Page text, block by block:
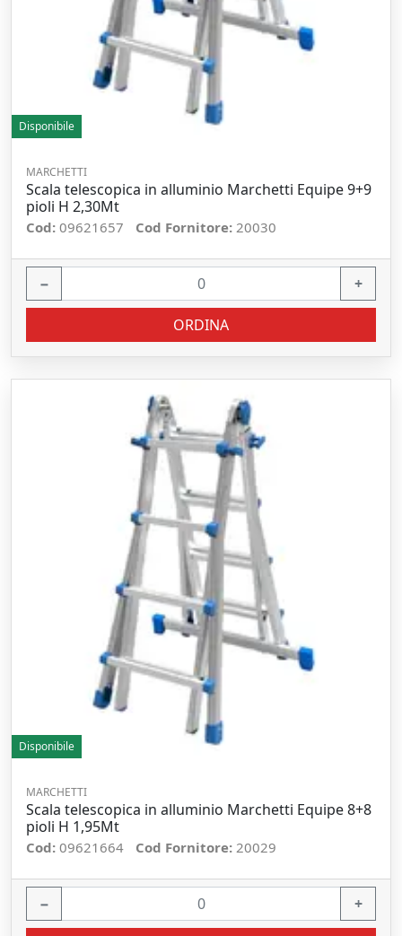
Disponibile
MARCHETTI
Scala telescopica in alluminio Marchetti Equipe 9+9
pioli H 2,30Mt
Cod: 09621657 Cod Fornitore: 20030
− +
ORDINA
Disponibile
MARCHETTI
Scala telescopica in alluminio Marchetti Equipe 8+8
pioli H 1,95Mt
Cod: 09621664 Cod Fornitore: 20029
− +